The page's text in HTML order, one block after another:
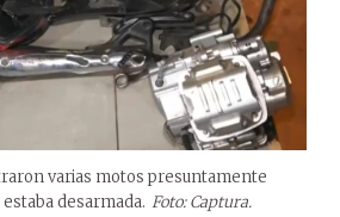
varias motos presuntamente
desarmada. Foto: Captura.